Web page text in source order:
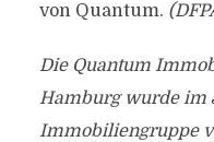
von Quantum.
Die Quantum
Hamburg wurde im
Immobiliengruppe